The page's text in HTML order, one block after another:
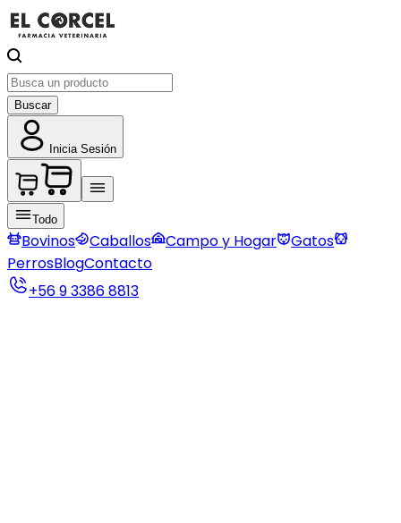
Buscar
Inicia Sesión
Todo
Bovinos Caballos Campo y Hogar
Gatos
PerrosBlogContacto
+56 9 3386 8813